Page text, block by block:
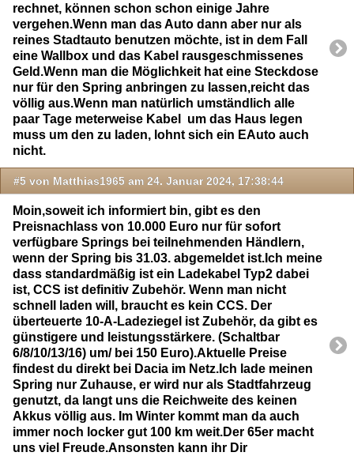
rechnet, können schon schon einige Jahre
vergehen.Wenn man das Auto dann aber nur als
reines Stadtauto benutzen möchte, ist in dem Fall
eine Wallbox und das Kabel rausgeschmissenes
Geld.Wenn man die Möglichkeit hat eine Steckdose
nur für den Spring anbringen zu lassen,reicht das
völlig aus.Wenn man natürlich umständlich alle
paar Tage meterweise Kabel um das Haus legen
muss um den zu laden, lohnt sich ein EAuto auch
nicht.
#5 von Matthias1965 am 24. Januar 2024, 17:38:44
Moin,soweit ich informiert bin, gibt es den
Preisnachlass von 10.000 Euro nur für sofort
verfügbare Springs bei teilnehmenden Händlern,
wenn der Spring bis 31.03. abgemeldet ist.Ich meine
dass standardmäßig ist ein Ladekabel Typ2 dabei
ist, CCS ist definitiv Zubehör. Wenn man nicht
schnell laden will, braucht es kein CCS. Der
überteuerte 10-A-Ladeziegel ist Zubehör, da gibt es
günstigere und leistungsstärkere. (Schaltbar
6/8/10/13/16) um/ bei 150 Euro).Aktuelle Preise
findest du direkt bei Dacia im Netz.Ich lade meinen
Spring nur Zuhause, er wird nur als Stadtfahrzeug
genutzt, da langt uns die Reichweite des keinen
Akkus völlig aus. Im Winter kommt man da auch
immer noch locker gut 100 km weit.Der 65er macht
uns viel Freude.Ansonsten kann ihr Dir